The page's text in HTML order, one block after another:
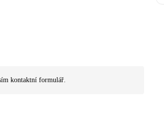
kontaktní formulář.